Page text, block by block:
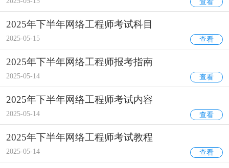
2025年下半年网络工程师考试科目
2025-05-15 查看
2025年下半年网络工程师报考指南
2025-05-14 查看
2025年下半年网络工程师考试内容
2025-05-14 查看
2025年下半年网络工程师考试教程
2025-05-14 查看